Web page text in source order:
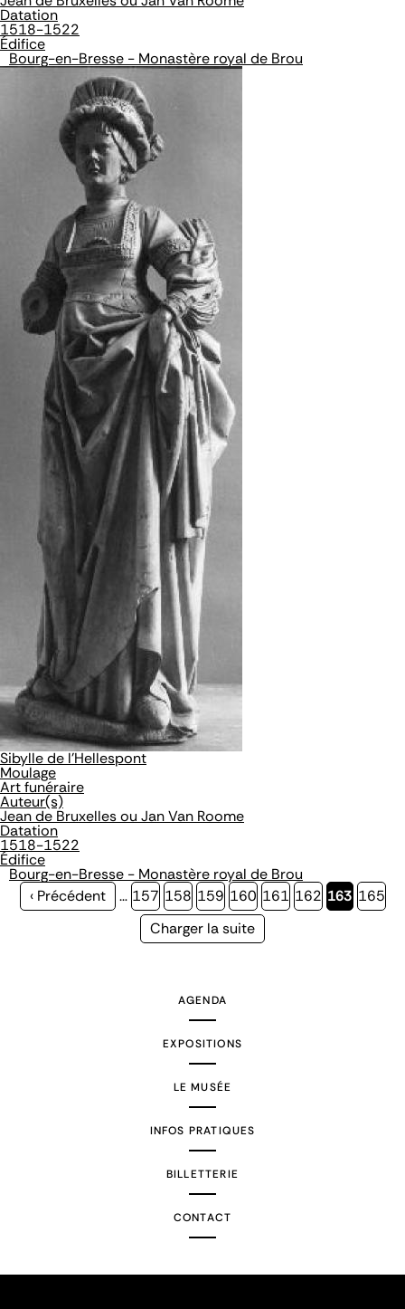
Datation
1518-1522
Édifice
Bourg-en-Bresse - Monastère royal de Brou
Sibylle de l'Hellespont
Moulage
Art funéraire
Auteur(s)
Jean de Bruxelles ou Jan Van Roome
Datation
1518-1522
Édifice
Bourg-en-Bresse - Monastère royal de Brou
Page
‹ Précédent … Page
157 Page
158 Page
159 Page
160 Page
161 Page
162 Page
163 Page
165
Page
Charger la suite
AGENDA
EXPOSITIONS
LE MUSÉE
INFOS PRATIQUES
BILLETTERIE
CONTACT